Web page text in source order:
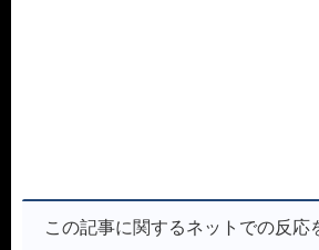
この記事に関するネットでの反応